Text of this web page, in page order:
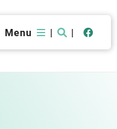
Menu | |